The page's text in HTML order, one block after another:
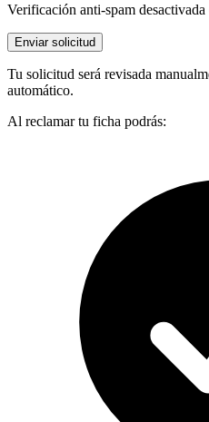
Verificación anti-spam
Enviar solicitud
Tu solicitud será revisada
automático.
Al reclamar tu ficha podrás: